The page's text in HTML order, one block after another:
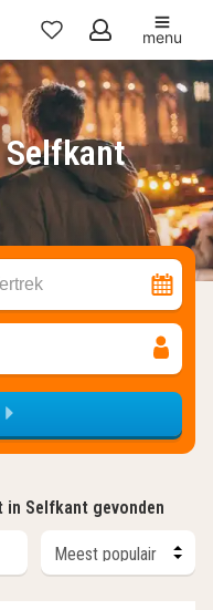
Mijn
favorieten
menu
Selfkant gevonden